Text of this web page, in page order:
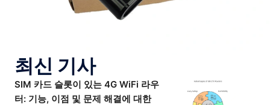
최신 기사
SIM 카드 슬롯이 있는 4G WiFi 라우
터: 기능, 이점 및 문제 해결에 대한